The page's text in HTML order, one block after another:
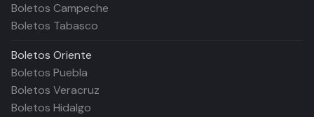
Boletos Campeche
Boletos Tabasco
Boletos Oriente
Boletos Puebla
Boletos Veracruz
Boletos Hidalgo